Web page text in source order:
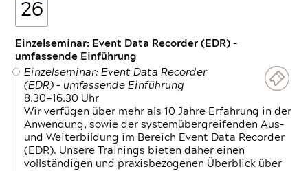
26
Einzelseminar: Event Data Recorder (EDR) –
umfassende Einführung
Einzelseminar: Event Data Recorder
(EDR) – umfassende Einführung
8.30—16.30 Uhr
Wir verfügen über mehr als 10 Jahre Erfahrung in der
Anwendung, sowie der systemübergreifenden Aus-
und Weiterbildung im Bereich Event Data Recorder
(EDR). Unsere Trainings bieten daher einen
vollständigen und praxisbezogenen Überblick über